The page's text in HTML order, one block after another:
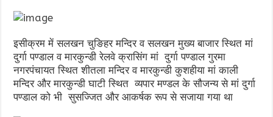
इसीक्रम में सलखन चुङिहर मन्दिर व सलखन मुख्य बाजार स्थित मां
दुर्गा पण्डाल व मारकुन्डी रेलवे क्रासिंग मां दुर्गा पण्डाल गुरमा
नगरपंचायत स्थित शीतला मन्दिर व मारकुन्डी कुशहीया मां काली
मन्दिर और मारकुन्डी घाटी स्थित व्यपार मण्डल के सौजन्य से मां दुर्गा
पण्डाल को भी सुसज्जित और आकर्षक रूप से सजाया गया था